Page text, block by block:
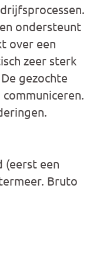
ondersteunt
over een
zeer sterk
gezochte
(eerst een
Bruto